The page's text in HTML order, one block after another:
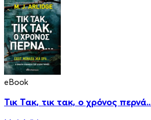
eBook
Τικ Τακ, τικ τακ, ο χρόνος